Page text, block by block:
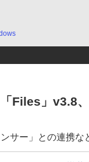
Files」v3.8
サー」との連携な